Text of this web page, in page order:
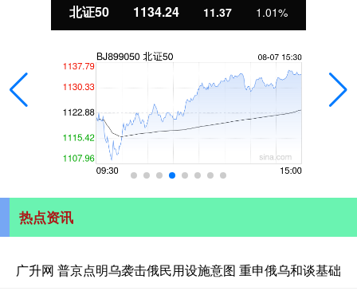
北证50 1134.24 11.37 1.01%
热点资讯
广升网 普京点明乌袭击俄民用设施意图 重申俄乌和谈基础